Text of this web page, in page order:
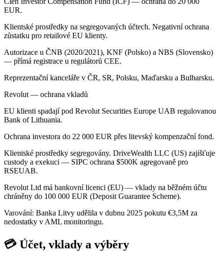
EUR.
Klientské prostředky na segregovaných účtech. Negativní ochrana
zůstatku pro retailové EU klienty.
Autorizace u ČNB (2020/2021), KNF (Polsko) a NBS (Slovensko)
— přímá registrace u regulátorů CEE.
Reprezentační kanceláře v ČR, SR, Polsku, Maďarsku a Bulharsku.
Revolut — ochrana vkladů
EU klienti spadají pod Revolut Securities Europe UAB regulovanou
Bank of Lithuania.
Ochrana investora do 22 000 EUR přes litevský kompenzační fond.
Klientské prostředky segregovány. DriveWealth LLC (US) zajišťuje
custody a exekuci — SIPC ochrana $500K agregovaně pro
RSEUAB.
Revolut Ltd má bankovní licenci (EU) — vklady na běžném účtu
chráněny do 100 000 EUR (Deposit Guarantee Scheme).
Varování: Banka Litvy udělila v dubnu 2025 pokutu €3,5M za
nedostatky v AML monitoringu.
💳 Účet, vklady a výběry